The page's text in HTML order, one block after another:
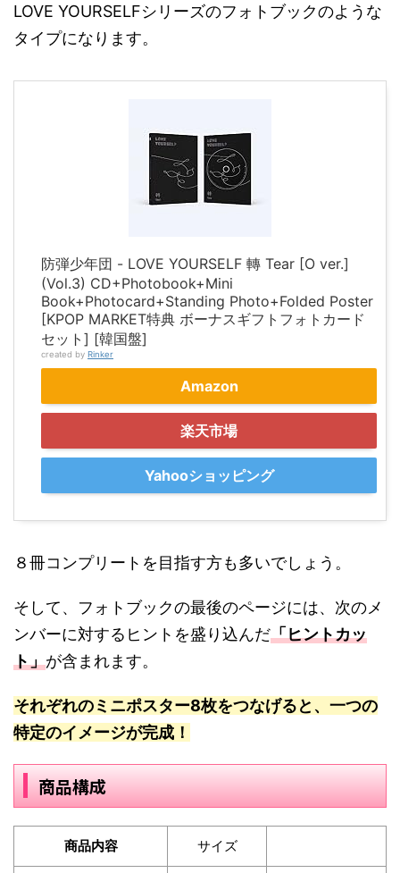
LOVE YOURSELFシリーズのフォトブックのような
タイプになります。
防弾少年団 - LOVE YOURSELF 轉 Tear [O ver.]
(Vol.3) CD+Photobook+Mini
Book+Photocard+Standing Photo+Folded Poster
[KPOP MARKET特典 ボーナスギフトフォトカード
セット] [韓国盤]
created by Rinker
Amazon
楽天市場
Yahooショッピング
８冊コンプリートを目指す方も多いでしょう。
そして、フォトブックの最後のページには、次のメ
ンバーに対するヒントを盛り込んだ「ヒントカッ
ト」が含まれます。
それぞれのミニポスター8枚をつなげると、一つの
特定のイメージが完成！
商品構成
商品内容 サイズ